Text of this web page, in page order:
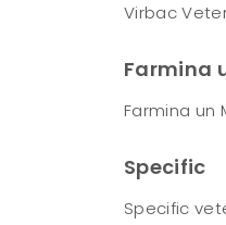
Virbac
Farmina
Farmina un
Specific
Specific